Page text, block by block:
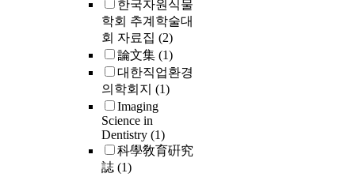
한국자원식물
학회 추계학술대
회 자료집 (2)
論文集 (1)
대한직업환경
의학회지 (1)
Imaging
Science in
Dentistry (1)
科學敎育硏究
誌 (1)